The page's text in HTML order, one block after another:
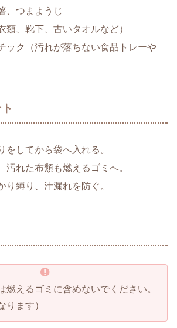
、つまようじ
類、靴下、古いタオルなど）
ック（汚れが落ちない食品トレーや
をしてから袋へ入れる。
汚れた布類も燃えるゴミへ。
り縛り、汁漏れを防ぐ。
燃えるゴミに含めないでください。
ります）